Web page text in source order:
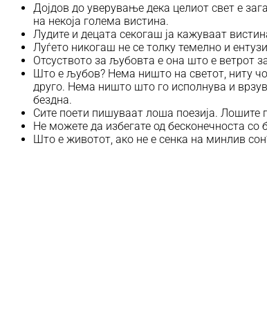
Дојдов до уверување дека целиот свет е
на некоја голема вистина.
Лудите и децата секогаш ја кажуваат
Луѓето никогаш не се толку темелно и
Отсуството за љубовта е она што е ветрот
Што е љубов? Нема ништо на светот, ниту
друго. Нема ништо што го исполнува и
бездна.
Сите поети пишуваат лоша поезија. Лошите
Не можете да избегате од бесконечноста со
Што е животот, ако не е сенка на минлив